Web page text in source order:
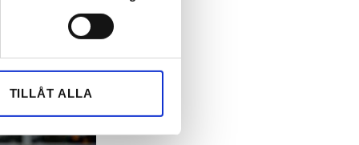
information från din enhet
kombinera informationen
TILLÅT ALLA